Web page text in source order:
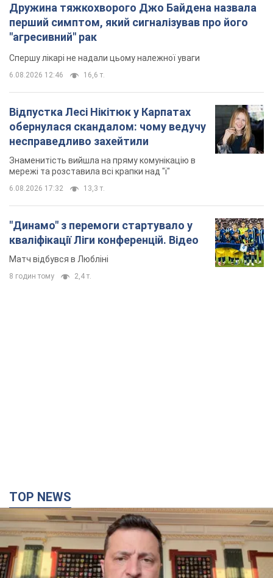
Дружина тяжкохворого Джо Байдена назвала
перший симптом, який сигналізував про його
"агресивний" рак
Спершу лікарі не надали цьому належної уваги
6.08.2026 12:46 16,6 т.
Відпустка Лесі Нікітюк у Карпатах
обернулася скандалом: чому ведучу
несправедливо захейтили
Знаменитість вийшла на пряму комунікацію в
мережі та розставила всі крапки над "і"
6.08.2026 17:32 13,3 т.
"Динамо" з перемоги стартувало у
кваліфікації Ліги конференцій. Відео
Матч відбувся в Любліні
8 годин тому 2,4 т.
TOP NEWS